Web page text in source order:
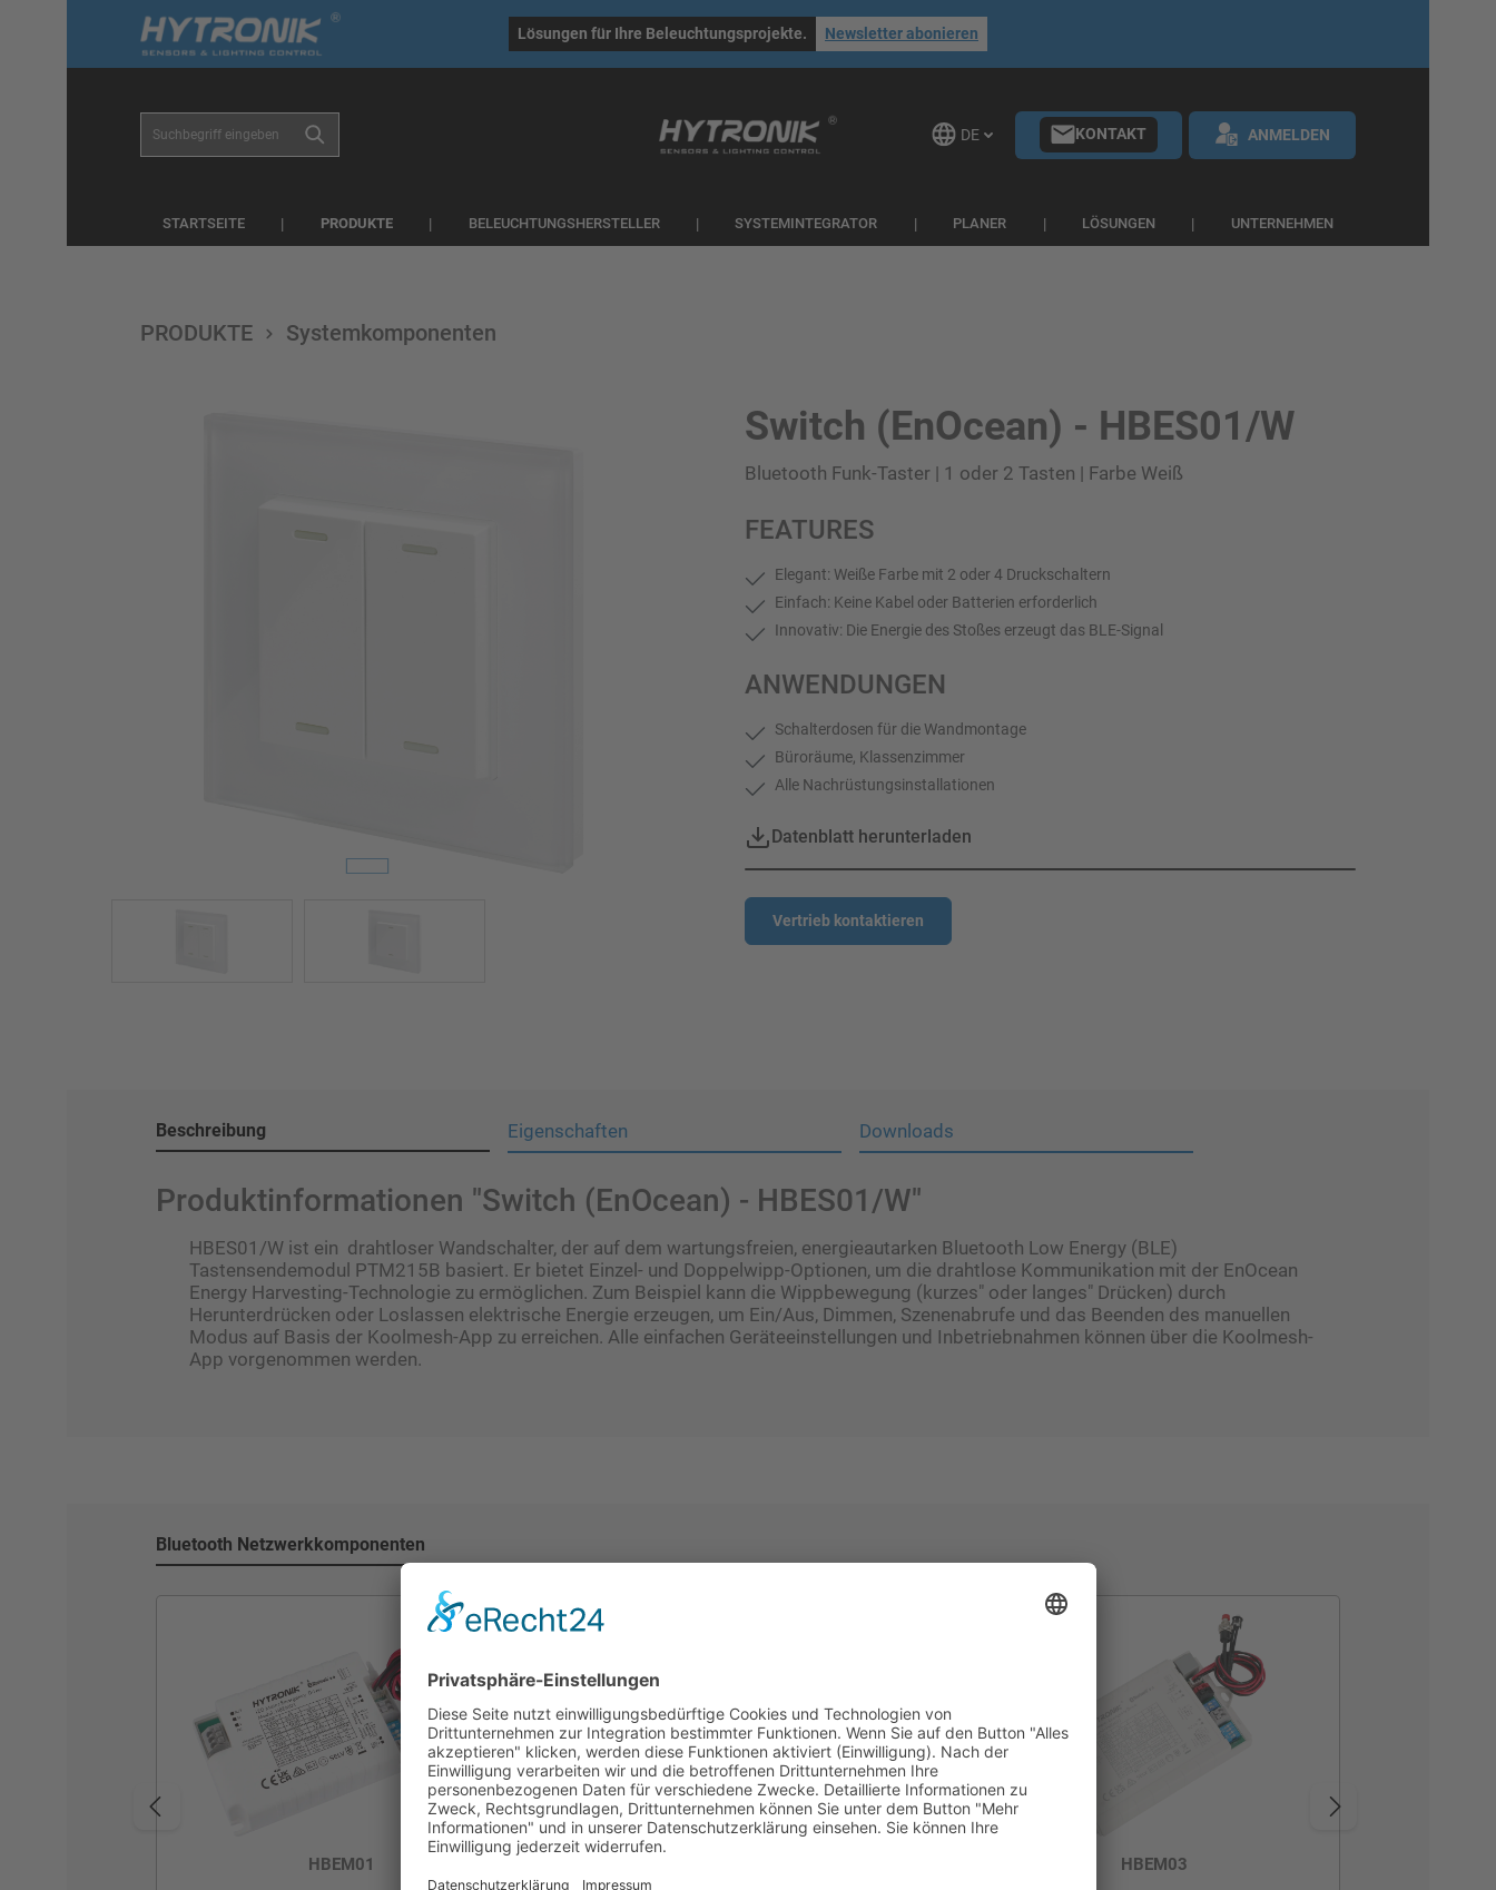
Zur Hauptnavigation springen
Lösungen für Ihre Beleuchtungsprojekte. Newsletter abonieren
DE KONTAKT ANMELDEN
STARTSEITE BELEUCHTUNGSHERSTELLER SYSTEMINTEGRATOR PLANER LÖSUNGEN UNTERNEHMEN
PRODUKTE Systemkomponenten
Switch (EnOcean) - HBES01/W
Bluetooth Funk-Taster | 1 oder 2 Tasten | Farbe Weiß
FEATURES
Elegant: Weiße Farbe mit 2 oder 4 Druckschaltern
Einfach: Keine Kabel oder Batterien erforderlich
Innovativ: Die Energie des Stoßes erzeugt das BLE-Signal
ANWENDUNGEN
Schalterdosen für die Wandmontage
Büroräume, Klassenzimmer
Alle Nachrüstungsinstallationen
Datenblatt herunterladen
Vertrieb kontaktieren
Beschreibung Eigenschaften Downloads
Produktinformationen "Switch (EnOcean) - HBES01/W"
HBES01/W ist ein drahtloser Wandschalter, der auf dem wartungsfreien, energieautarken Bluetooth Low Energy (BLE)
Tastensendemodul PTM215B basiert. Er bietet Einzel- und Doppelwipp-Optionen, um die drahtlose Kommunikation mit der EnOcean
Energy Harvesting-Technologie zu ermöglichen. Zum Beispiel kann die Wippbewegung (kurzes" oder langes" Drücken) durch
Herunterdrücken oder Loslassen elektrische Energie erzeugen, um Ein/Aus, Dimmen, Szenenabrufe und das Beenden des manuellen
Modus auf Basis der Koolmesh-App zu erreichen. Alle einfachen Geräteeinstellungen und Inbetriebnahmen können über die Koolmesh-
App vorgenommen werden.
Bluetooth Netzwerkkomponenten
HBEM01 HBEM03